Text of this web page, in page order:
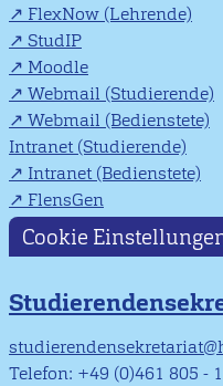
FlexNow (Lehrende)
StudIP
Moodle
Webmail (Studierende)
Webmail (Bedienstete)
Intranet (Studierende)
Intranet (Bedienstete)
FlensGen
Cookie
Telefon: +49 (0)461 805 -